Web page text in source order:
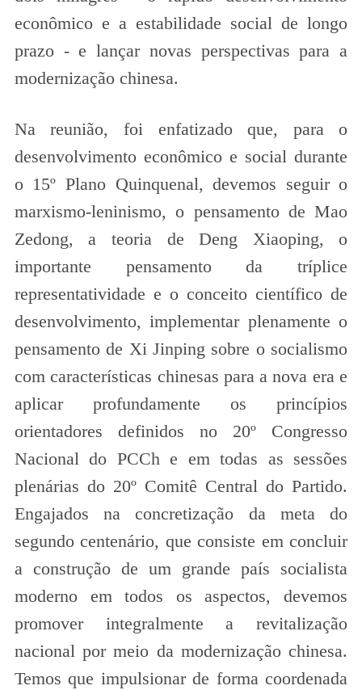
econômico e a estabilidade social de longo
prazo - e lançar novas perspectivas para a
modernização chinesa.
Na reunião, foi enfatizado que, para o
desenvolvimento econômico e social durante
o 15º Plano Quinquenal, devemos seguir o
marxismo-leninismo, o pensamento de Mao
Zedong, a teoria de Deng Xiaoping, o
importante pensamento da tríplice
representatividade e o conceito científico de
desenvolvimento, implementar plenamente o
pensamento de Xi Jinping sobre o socialismo
com características chinesas para a nova era e
aplicar profundamente os princípios
orientadores definidos no 20º Congresso
Nacional do PCCh e em todas as sessões
plenárias do 20º Comitê Central do Partido.
Engajados na concretização da meta do
segundo centenário, que consiste em concluir
a construção de um grande país socialista
moderno em todos os aspectos, devemos
promover integralmente a revitalização
nacional por meio da modernização chinesa.
Temos que impulsionar de forma coordenada